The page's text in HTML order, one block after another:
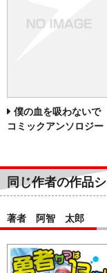
僕の血を吸わないで
コミックアンソロジー
同じ作者の作品
著者 阿智 太郎